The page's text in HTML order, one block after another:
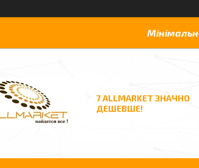
7 ALLMARKET ЗНАЧНО
ДЕШЕВШЕ!